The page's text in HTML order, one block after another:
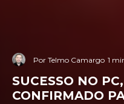
Por Telmo Camargo 1
SUCESSO NO
CONFIRMADO